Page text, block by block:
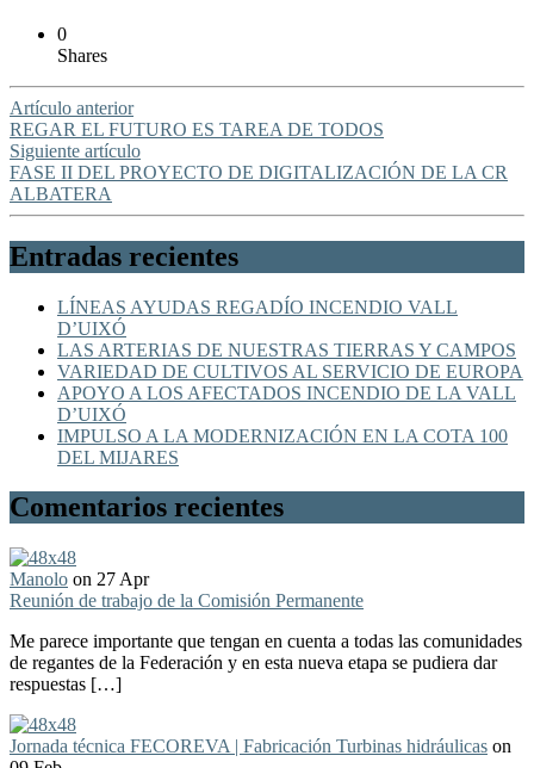
0
Shares
Artículo anterior
REGAR EL FUTURO ES TAREA DE TODOS
Siguiente artículo
FASE II DEL PROYECTO DE DIGITALIZACIÓN DE LA CR
ALBATERA
Entradas recientes
LÍNEAS AYUDAS REGADÍO INCENDIO VALL
D’UIXÓ
LAS ARTERIAS DE NUESTRAS TIERRAS Y CAMPOS
VARIEDAD DE CULTIVOS AL SERVICIO DE EUROPA
APOYO A LOS AFECTADOS INCENDIO DE LA VALL
D’UIXÓ
IMPULSO A LA MODERNIZACIÓN EN LA COTA 100
DEL MIJARES
Comentarios recientes
Manolo on 27 Apr
Reunión de trabajo de la Comisión Permanente
Me parece importante que tengan en cuenta a todas las comunidades
de regantes de la Federación y en esta nueva etapa se pudiera dar
respuestas […]
Jornada técnica FECOREVA | Fabricación Turbinas hidráulicas on